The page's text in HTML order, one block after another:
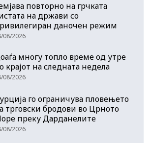
повторно на грчката
на држави со
даночен режим
08/2026
многу топло време од утре
крајот на следната недела
08/2026
го ограничува пловењето
трговски бродови во Црното
преку Дарданелите
08/2026